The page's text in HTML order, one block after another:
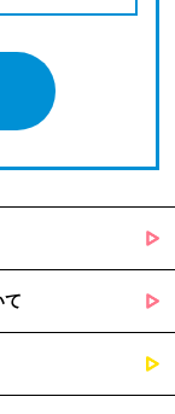
て